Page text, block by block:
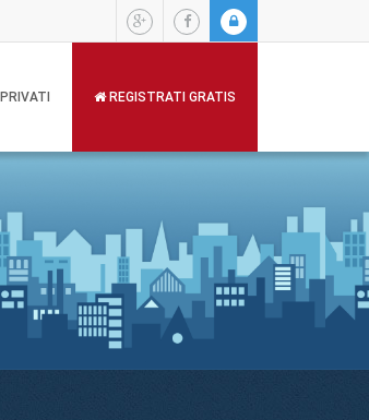
REGISTRATI GRATIS